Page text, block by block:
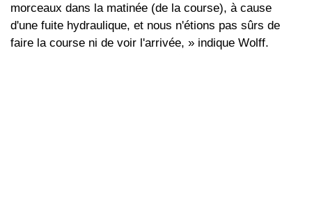
morceaux dans la matinée (de la course), à cause
d'une fuite hydraulique, et nous n'étions pas sûrs de
faire la course ni de voir l'arrivée, » indique Wolff.